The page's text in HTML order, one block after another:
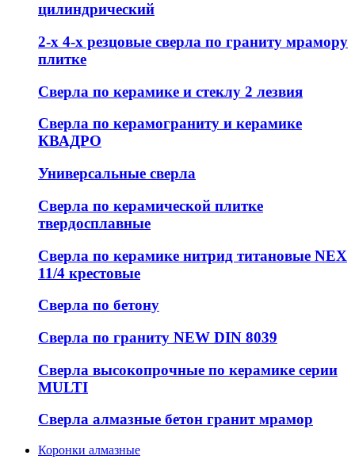
цилиндрический
2-х 4-х резцовые сверла по граниту мрамору
плитке
Сверла по керамике и стеклу 2 лезвия
Сверла по керамограниту и керамике
КВАДРО
Универсальные сверла
Сверла по керамической плитке
твердосплавные
Сверла по керамике нитрид титановые NEX
11/4 крестовые
Сверла по бетону
Сверла по граниту NEW DIN 8039
Сверла высокопрочные по керамике серии
MULTI
Сверла алмазные бетон гранит мрамор
Коронки алмазные